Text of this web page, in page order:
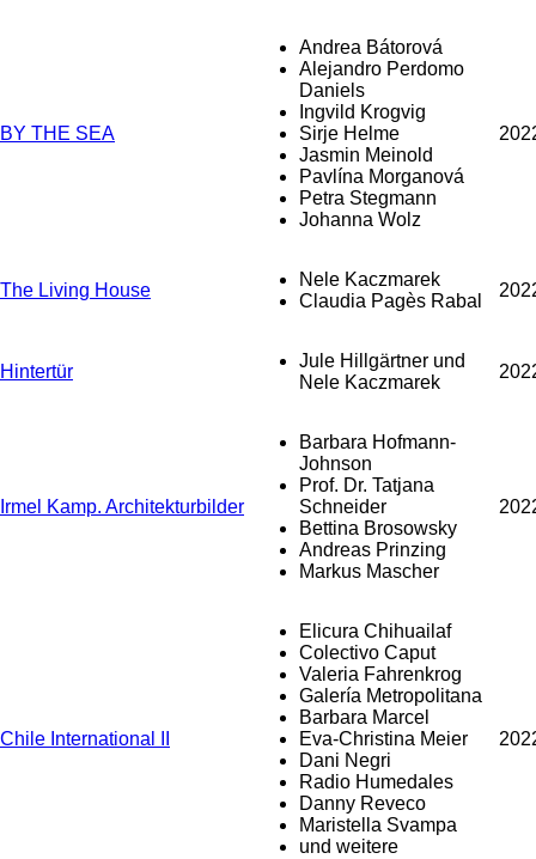
BY THE SEA
Andrea Bátorová
Alejandro Perdomo
Daniels
Ingvild Krogvig
Sirje Helme
Jasmin Meinold
Pavlína Morganová
Petra Stegmann
Johanna Wolz
The Living House
Nele Kaczmarek
Claudia Pagès Rabal
Hintertür
Jule Hillgärtner und
Nele Kaczmarek
Irmel Kamp. Architekturbilder
Barbara Hofmann-
Johnson
Prof. Dr. Tatjana
Schneider
Bettina Brosowsky
Andreas Prinzing
Markus Mascher
Chile International II
Elicura Chihuailaf
Colectivo Caput
Valeria Fahrenkrog
Galería Metropolitana
Barbara Marcel
Eva-Christina Meier
Dani Negri
Radio Humedales
Danny Reveco
Maristella Svampa
und weitere